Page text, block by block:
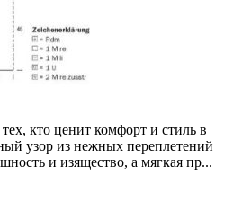
кто ценит комфорт и стиль в
узор из нежных переплетений
и изящество, а мягкая пр...